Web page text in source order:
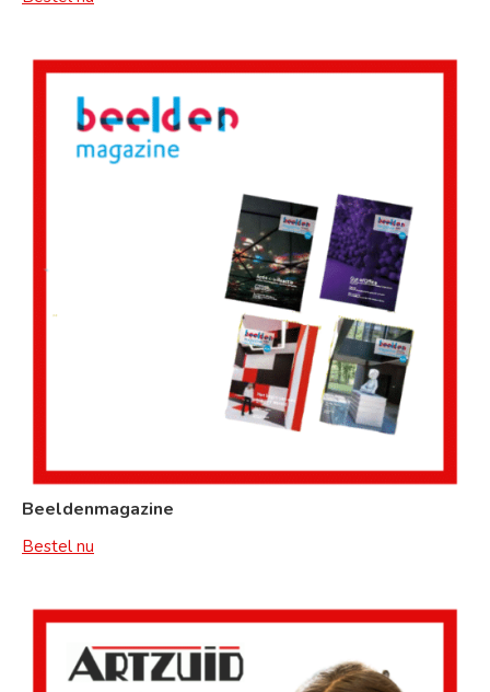
Beeldenmagazine
Bestel nu